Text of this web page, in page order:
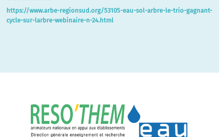
https://www.arbe-regionsud.org/53105-eau-sol-arbre-le-trio-gagnant-
cycle-sur-larbre-webinaire-n-24.html